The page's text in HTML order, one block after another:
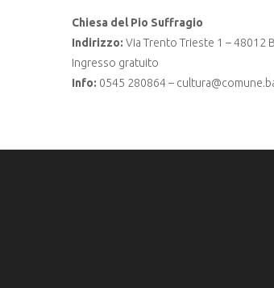
Chiesa del Pio Suffragio
Indirizzo: Via Trento Trieste 1 – 48012
Ingresso gratuito
Info: 0545 280864 –